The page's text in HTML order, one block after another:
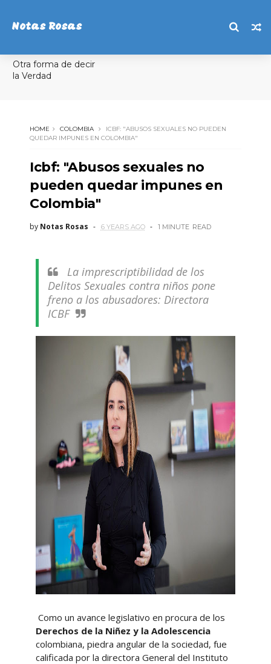
Notas Rosas
Otra forma de decir
la Verdad
HOME COLOMBIA
ICBF: "ABUSOS SEXUALES NO PUEDEN
QUEDAR IMPUNES EN COLOMBIA"
Icbf: "Abusos sexuales no
pueden quedar impunes en
Colombia"
by Notas Rosas 6 YEARS AGO 1 MINUTE READ
La imprescriptibilidad de los
Delitos Sexuales contra niños pone
freno a los abusadores: Directora
ICBF
Como un avance legislativo en procura de los
Derechos de la Niñez y la Adolescencia
colombiana, piedra angular de la sociedad, fue
calificada por la directora General del Instituto